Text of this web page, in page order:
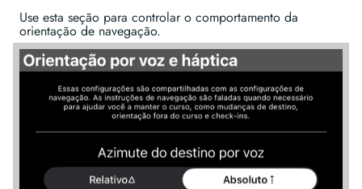
Use esta seção para controlar o comportamento da
orientação de navegação.